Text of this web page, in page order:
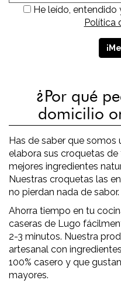
He leído, entendido
Política
¿Por qué
domicilio
Has de saber que somos
elabora sus croquetas
mejores ingredientes
Nuestras croquetas las
no pierdan nada de sabor.
Ahorra tiempo en tu
caseras de Lugo
2-3 minutos. Nuestra
artesanal con
100% casero y que
mayores.